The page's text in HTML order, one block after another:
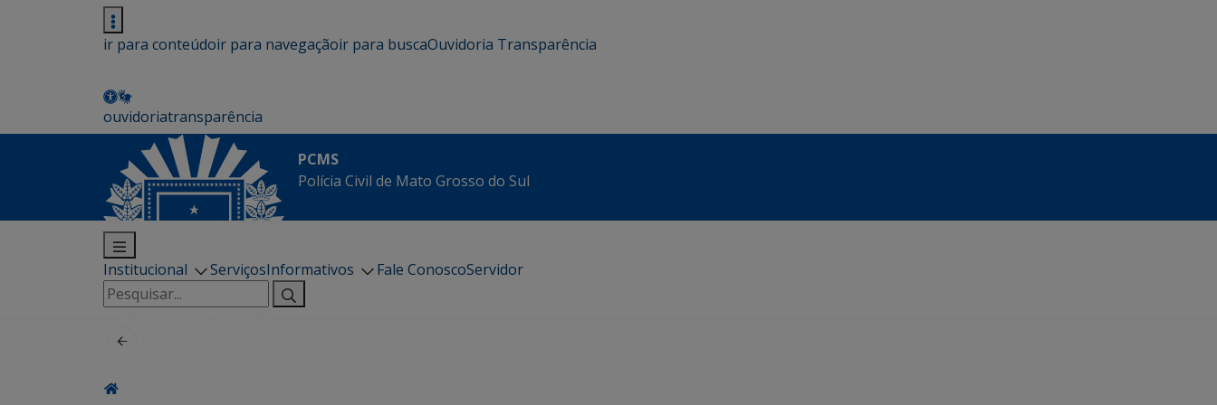
ir para conteúdoir para navegaçãoir para buscaOuvidoria Transparência
ouvidoriatransparência
PCMS
Polícia Civil de Mato Grosso do Sul
Institucional ServiçosInformativos Fale ConoscoServidor
Pesquisar
por: